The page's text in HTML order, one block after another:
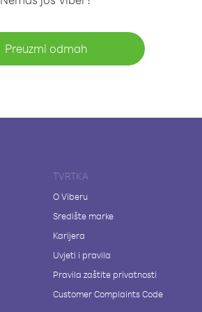
Preuzmi odmah
TVRTKA
O Viberu
Središte marke
Karijera
Uvjeti i pravila
Pravila zaštite privatnosti
Customer Complaints Code